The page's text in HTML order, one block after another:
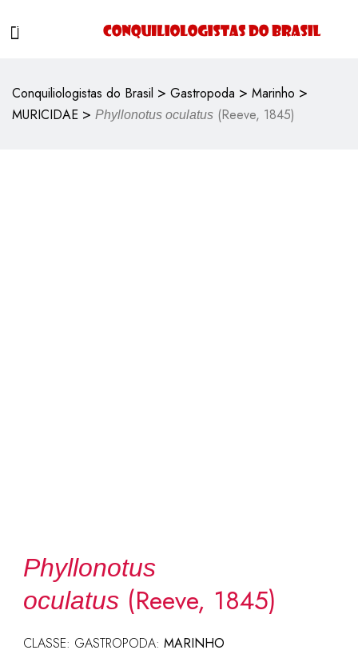
Conquiliologistas do Brasil > Gastropoda > Marinho >
MURICIDAE > Phyllonotus oculatus (Reeve, 1845)
Phyllonotus
oculatus(Reeve, 1845)
CLASSE: GASTROPODA: MARINHO